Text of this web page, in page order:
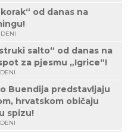
od danas na
salto“ od danas na
za pjesmu „Igrice“!
Buendija predstavljaju
hrvatskom običaju
spizu!